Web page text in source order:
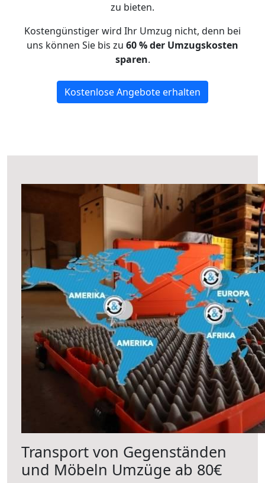
zu bieten.
Kostengünstiger wird Ihr Umzug nicht, denn bei
uns können Sie bis zu 60 % der Umzugskosten
sparen.
Kostenlose Angebote erhalten
Transport von Gegenständen
und Möbeln Umzüge ab 80€